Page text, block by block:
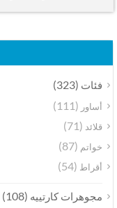
فئات(323)
أساور(111)
قلائد(71)
خواتم(87)
أقراط (54)
مجوهرات كارتييه(108)